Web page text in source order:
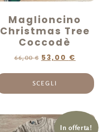
Maglioncino
Christmas Tree
Coccodè
66,00€ 53,00 €
SCEGLI
In offerta!